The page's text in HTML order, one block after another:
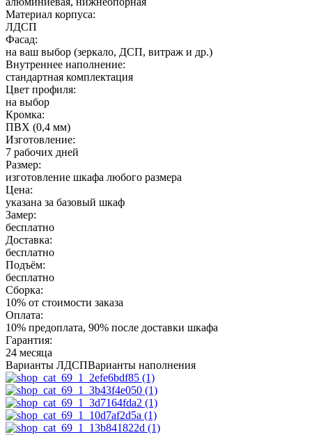
Материал корпуса:
ЛДСП
Фасад:
на ваш выбор (зеркало, ДСП, витраж и др.)
Внутреннее наполнение:
стандартная комплектация
Цвет профиля:
на выбор
Кромка:
ПВХ (0,4 мм)
Изготовление:
7 рабочих дней
Размер:
изготовление шкафа любого размера
Цена:
указана за базовый шкаф
Замер:
бесплатно
Доставка:
бесплатно
Подъём:
бесплатно
Сборка:
10% от стоимости заказа
Оплата:
10% предоплата, 90% после доставки шкафа
Гарантия:
24 месяца
Варианты ЛДСПВарианты наполнения